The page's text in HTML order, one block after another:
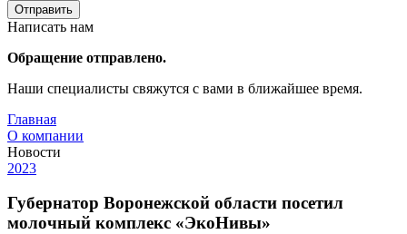
Отправить
Написать нам
Обращение отправлено.
Наши специалисты свяжутся с вами в ближайшее время.
Главная
О компании
Новости
2023
Губернатор Воронежской области посетил
молочный комплекс «ЭкоНивы»